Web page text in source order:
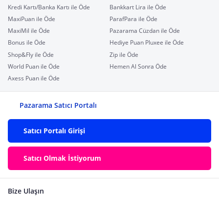
Kredi Kartı/Banka Kartı ile Öde
Bankkart Lira ile Öde
MaxiPuan ile Öde
ParafPara ile Öde
MaxiMil ile Öde
Pazarama Cüzdan ile Öde
Bonus ile Öde
Hediye Puan Pluxee ile Öde
Shop&Fly ile Öde
Zip ile Öde
World Puan ile Öde
Hemen Al Sonra Öde
Axess Puan ile Öde
Pazarama Satıcı Portalı
Satıcı Portalı Girişi
Satıcı Olmak İstiyorum
Bize Ulaşın